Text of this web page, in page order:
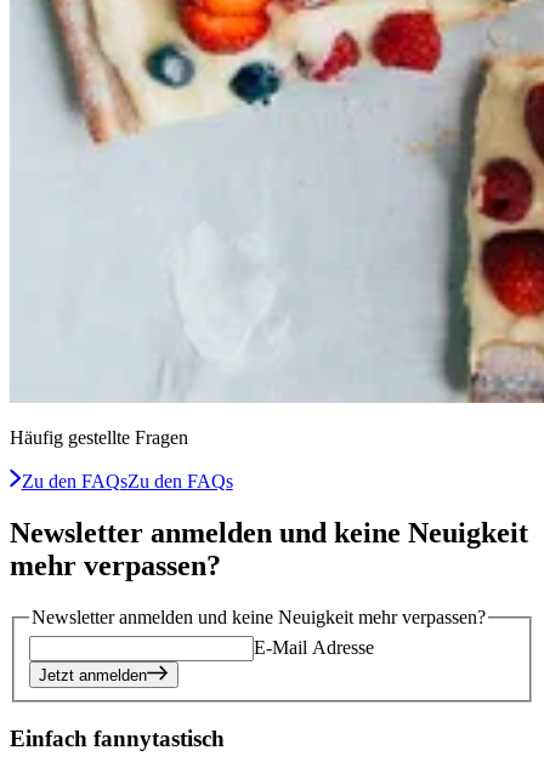
Häufig gestellte Fragen
Zu den FAQsZu den FAQs
Newsletter anmelden und keine Neuigkeit
mehr verpassen?
Newsletter anmelden und keine Neuigkeit mehr verpassen?
E-Mail Adresse
Jetzt anmelden
Einfach fannytastisch